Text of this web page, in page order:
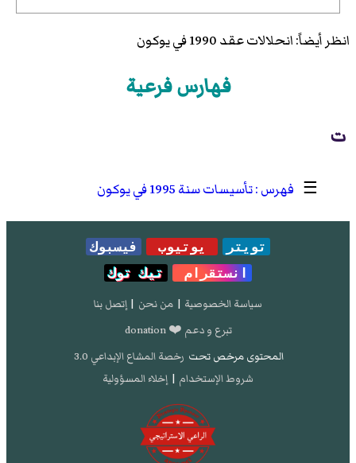
انظر أيضاً:انحلالات عقد 1990 في يوكون
فهارس فرعية
ت
☰ تأسيسات سنة 1995 في يوكون
تويتر يوتيوب
فيسبوك
انستقرام
تيك توك
سياسة الخصوصية | من نحن | إتصل بنا
تبرع و دعم ❤️ donation
المحتوى مرخص تحت رخصة المشاع الإبداعي 3.0
شروط الإستخدام | إخلاء المسؤولية